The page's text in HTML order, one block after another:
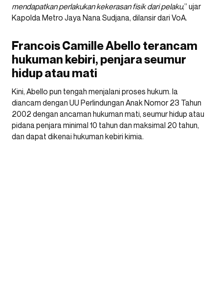
mendapatkan perlakukan kekerasan fisik dari pelaku,” ujar
Kapolda Metro Jaya Nana Sudjana, dilansir dari VoA.
Francois Camille Abello terancam
hukuman kebiri, penjara seumur
hidup atau mati
Kini, Abello pun tengah menjalani proses hukum. Ia
diancam dengan UU Perlindungan Anak Nomor 23 Tahun
2002 dengan ancaman hukuman mati, seumur hidup atau
pidana penjara minimal 10 tahun dan maksimal 20 tahun,
dan dapat dikenai hukuman kebiri kimia.